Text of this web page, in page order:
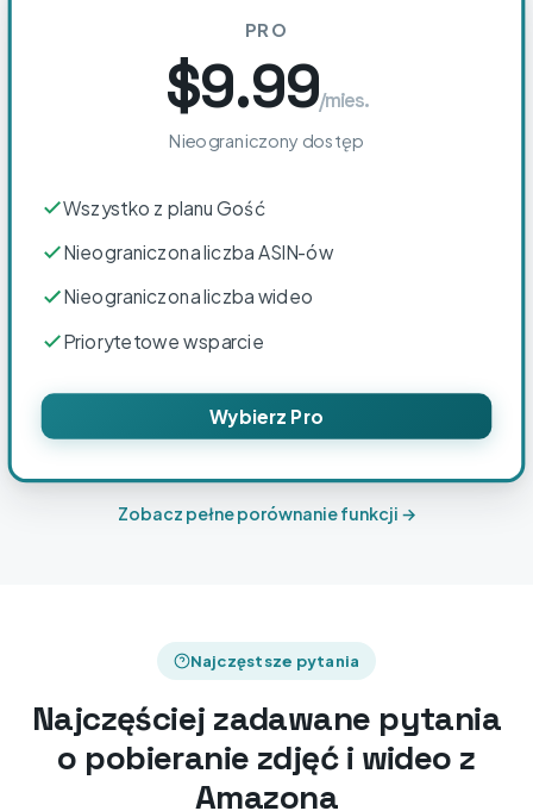
PRO
$9.99/mies.
Nieograniczony dostęp
Wszystko z planu Gość
Nieograniczona liczba ASIN-ów
Nieograniczona liczba wideo
Priorytetowe wsparcie
Wybierz Pro
Zobacz pełne porównanie funkcji →
Najczęstsze pytania
Najczęściej zadawane pytania
o pobieranie zdjęć i wideo z
Amazona